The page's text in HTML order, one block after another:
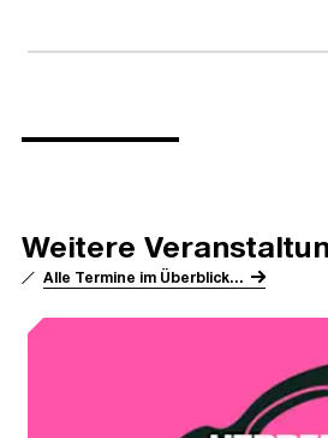
Weitere
Alle Termine im Überblick...